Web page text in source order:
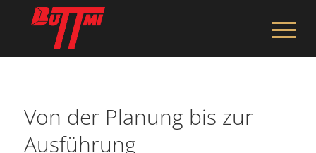
Von der Planung bis zur
Ausführung